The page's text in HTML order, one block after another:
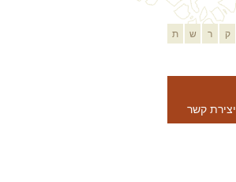
ק ר ש ת
יצירת קשר